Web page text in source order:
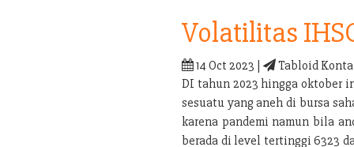
Volatilitas
14 Oct 2023 |
Tabloid
DI tahun 2023 hingga oktober
sesuatu yang aneh di bursa
karena pandemi namun bila
berada di level tertinggi 6323